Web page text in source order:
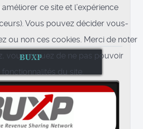
BUXP
ce site et l’expérience
Vous pouvez décider vous-
ou non ces cookies. Merci de noter
vous risquez de ne pas pouvoir
du site.